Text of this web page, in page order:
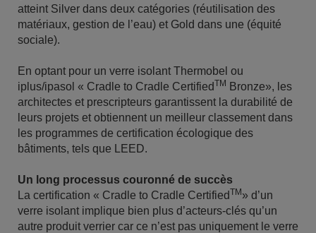
atteint Silver dans deux catégories (réutilisation des
matériaux, gestion de l’eau) et Gold dans une (équité
sociale).
En optant pour un verre isolant Thermobel ou
iplus/ipasol « Cradle to Cradle CertifiedTM
Bronze», les
architectes et prescripteurs garantissent la durabilité de
leurs projets et obtiennent un meilleur classement dans
les programmes de certification écologique des
bâtiments, tels que LEED.
Un long processus couronné de succès
La certification « Cradle to Cradle CertifiedTM » d’un
verre isolant implique bien plus d’acteurs-clés qu’un
autre produit verrier car ce n’est pas uniquement le verre